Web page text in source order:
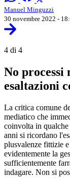
Manuel Minguzzi
30 novembre 2022 -
4 di 4
No processi
esaltazioni
La critica comune
mediatico che
coinvolta in
anni si ricordano
plusvalenze fittizie
evidentemente la
sufficientemente
indagare. Non si